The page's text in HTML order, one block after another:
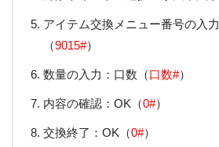
アイテム交換メニュー番号の入
（9015#）
数量の入力：口数（口数#）
内容の確認：OK（0#）
交換終了：OK（0#）